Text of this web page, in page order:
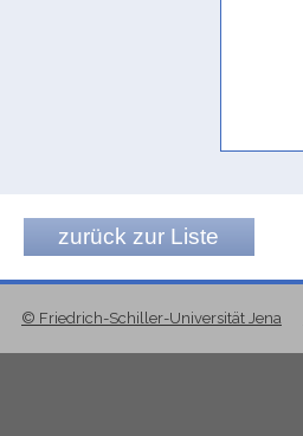
zurück zur Liste
© Friedrich-Schiller-Universität Jena